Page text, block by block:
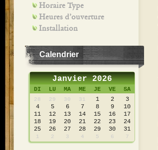
Horaire Type
Heures d’ouverture
Installation
Calendrier
Janvier 2026
DI LU MA ME JE VE SA
28 29 30 31 1 2
3
4
5 6 7 8 9
10
11
12 13 14 15 16
17
18
19 20 21 22 23
24
25
26 27 28 29 30 31
1 2 3 4 5 6 7